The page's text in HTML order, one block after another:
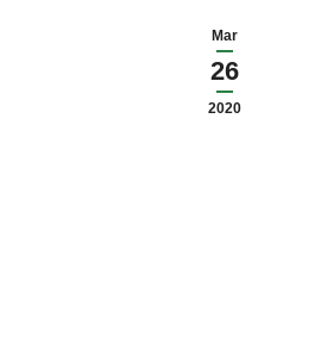
Mar
26
2020